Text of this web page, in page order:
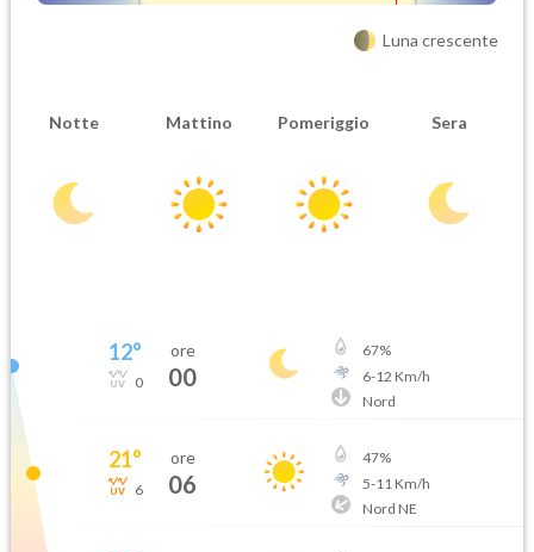
Luna crescente
Notte Mattino Pomeriggio Sera
12°
0
ore
00
67%
6-12 Km/h
Nord
21°
6
ore
06
47%
5-11 Km/h
Nord NE